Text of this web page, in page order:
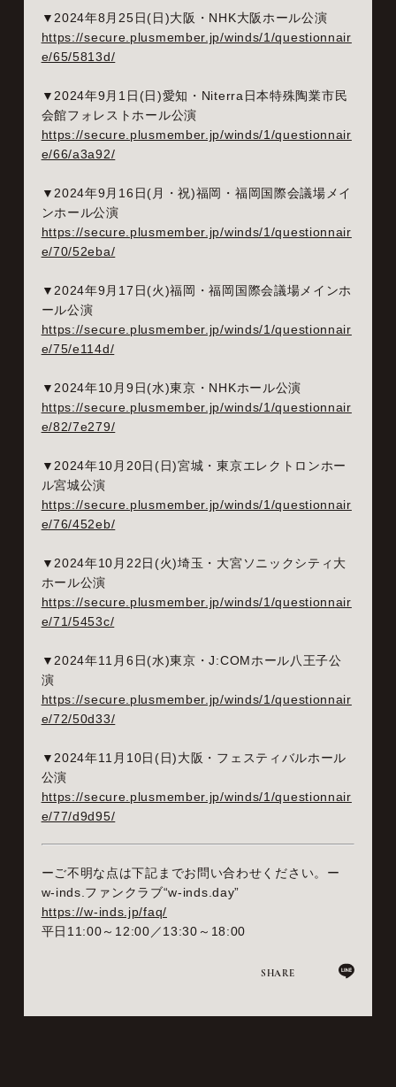
▼2024年8月25日(日)大阪・NHK大阪ホール公演
https://secure.plusmember.jp/winds/1/questionnair
e/65/5813d/
▼2024年9月1日(日)愛知・Niterra日本特殊陶業市民
会館フォレストホール公演
https://secure.plusmember.jp/winds/1/questionnair
e/66/a3a92/
▼2024年9月16日(月・祝)福岡・福岡国際会議場メイ
ンホール公演
https://secure.plusmember.jp/winds/1/questionnair
e/70/52eba/
▼2024年9月17日(火)福岡・福岡国際会議場メインホ
ール公演
https://secure.plusmember.jp/winds/1/questionnair
e/75/e114d/
▼2024年10月9日(水)東京・NHKホール公演
https://secure.plusmember.jp/winds/1/questionnair
e/82/7e279/
▼2024年10月20日(日)宮城・東京エレクトロンホー
ル宮城公演
https://secure.plusmember.jp/winds/1/questionnair
e/76/452eb/
▼2024年10月22日(火)埼玉・大宮ソニックシティ大
ホール公演
https://secure.plusmember.jp/winds/1/questionnair
e/71/5453c/
▼2024年11月6日(水)東京・J:COMホール八王子公
演
https://secure.plusmember.jp/winds/1/questionnair
e/72/50d33/
▼2024年11月10日(日)大阪・フェスティバルホール
公演
https://secure.plusmember.jp/winds/1/questionnair
e/77/d9d95/
ーご不明な点は下記までお問い合わせください。ー
w-inds.ファンクラブ“w-inds.day”
https://w-inds.jp/faq/
平日11:00～12:00／13:30～18:00
SHARE